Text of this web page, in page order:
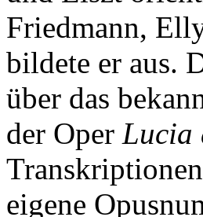
Friedmann,
bildete er aus.
über das
der Oper Lucia
eigene